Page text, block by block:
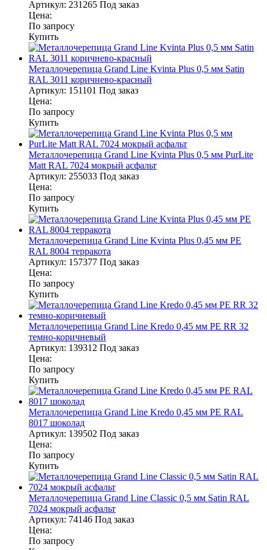
Артикул: 231265 Под заказ
Цена:
По запросу
Купить
Металлочерепица Grand Line Kvinta Plus 0,5 мм Satin
RAL 3011 коричнево-красный
Артикул: 151101 Под заказ
Цена:
По запросу
Купить
Металлочерепица Grand Line Kvinta Plus 0,5 мм PurLite
Matt RAL 7024 мокрый асфальт
Артикул: 255033 Под заказ
Цена:
По запросу
Купить
Металлочерепица Grand Line Kvinta Plus 0,45 мм PE
RAL 8004 терракота
Артикул: 157377 Под заказ
Цена:
По запросу
Купить
Металлочерепица Grand Line Kredo 0,45 мм PE RR 32
темно-коричневый
Артикул: 139312 Под заказ
Цена:
По запросу
Купить
Металлочерепица Grand Line Kredo 0,45 мм PE RAL
8017 шоколад
Артикул: 139502 Под заказ
Цена:
По запросу
Купить
Металлочерепица Grand Line Classic 0,5 мм Satin RAL
7024 мокрый асфальт
Артикул: 74146 Под заказ
Цена:
По запросу